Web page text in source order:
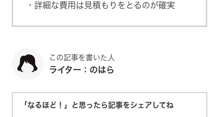
詳細な費用は見積もりをとるのが確実
この記事を書いた人
ライター：のはら
「なるほど！」と思ったら記事をシェアしてね